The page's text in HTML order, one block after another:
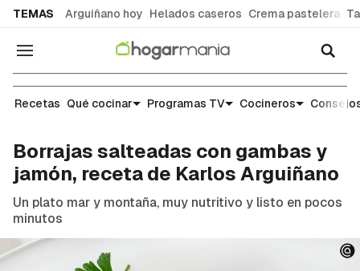
TEMAS Arguiñano hoy Helados caseros Crema pastelera
Navegación
Recetas
Recetas Qué cocinar Programas TV Cocineros
Borrajas salteadas con gambas y
jamón, receta de Karlos Arguiñano
Un plato mar y montaña, muy nutritivo y listo en pocos
minutos